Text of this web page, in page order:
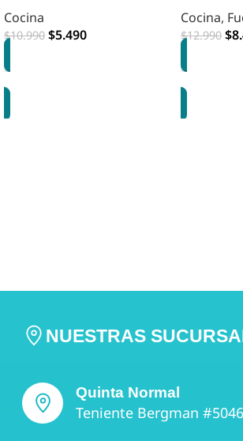
Cocina
$10.990 $5.490
Cocina,
$12.990 $
NUESTRAS
Quinta Normal
Teniente Bergman #5046